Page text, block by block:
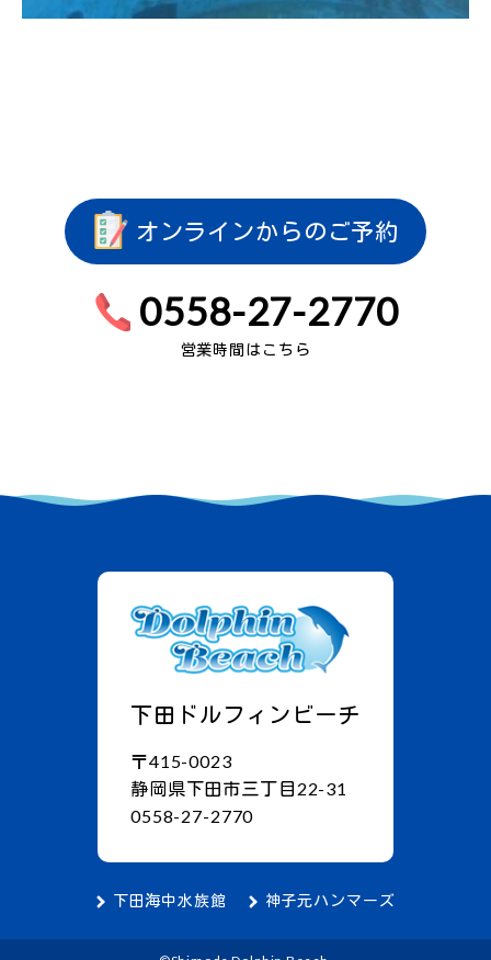
オンラインからのご予約
0558-27-2770
営業時間はこちら
下田ドルフィンビーチ
〒415-0023
静岡県下田市三丁目22-31
0558-27-2770
下田海中水族館 神子元ハンマーズ